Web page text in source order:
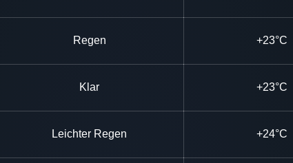
Regen +23°C
Klar +23°C
Leichter Regen +24°C